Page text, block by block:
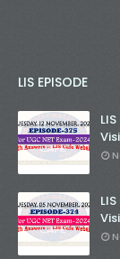
LIS EPISODE